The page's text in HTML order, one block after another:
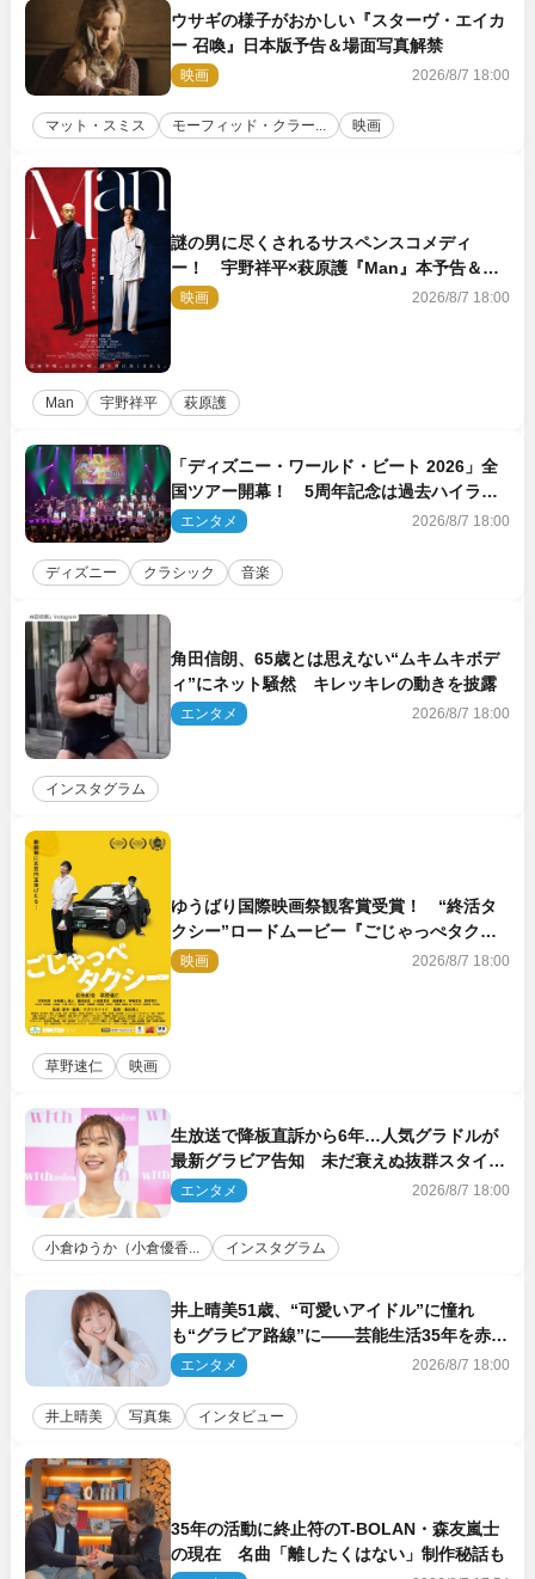
ウサギの様子がおかしい『スターヴ・エイカ
ー 召喚』日本版予告＆場面写真解禁
映画 2026/8/7 18:00
マット・スミス モーフィッド・クラー... 映画
謎の男に尽くされるサスペンスコメディ
ー！ 宇野祥平×萩原護『Man』本予告＆新
ビジュアル解禁
映画 2026/8/7 18:00
Man 宇野祥平 萩原護
「ディズニー・ワールド・ビート 2026」全
国ツアー開幕！ 5周年記念は過去ハイライ
ト＆クルーズ旅を大満喫！【潜入レポート】
エンタメ 2026/8/7 18:00
ディズニー クラシック 音楽
角田信朗、65歳とは思えない“ムキムキボデ
ィ”にネット騒然 キレッキレの動きを披露
エンタメ 2026/8/7 18:00
インスタグラム
ゆうばり国際映画祭観客賞受賞！ “終活タ
クシー”ロードムービー『ごじゃっぺタクシ
ー』10月公開＆予告解禁
映画 2026/8/7 18:00
草野速仁 映画
生放送で降板直訴から6年…人気グラドルが
最新グラビア告知 未だ衰えぬ抜群スタイル
に反響
エンタメ 2026/8/7 18:00
小倉ゆうか（小倉優香... インスタグラム
井上晴美51歳、“可愛いアイドル”に憧れ
も“グラビア路線”に――芸能生活35年を赤
裸々に語る 27年ぶりに写真集発売
エンタメ 2026/8/7 18:00
井上晴美 写真集 インタビュー
35年の活動に終止符のT-BOLAN・森友嵐士
の現在 名曲「離したくはない」制作秘話も